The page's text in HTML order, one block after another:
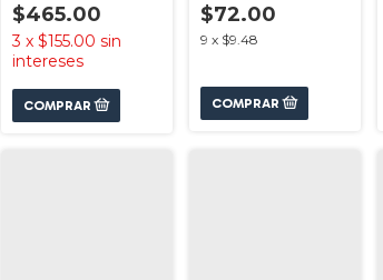
$465.00
3 x $155.00 sin
intereses
$72.00
9 x $9.48